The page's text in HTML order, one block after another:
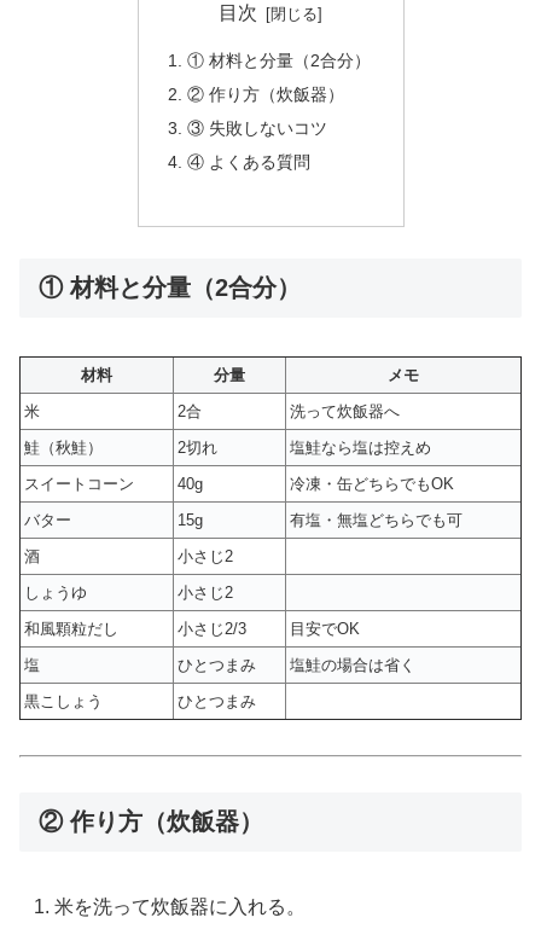
目次
① 材料と分量（2合分）
② 作り方（炊飯器）
③ 失敗しないコツ
④ よくある質問
① 材料と分量（2合分）
材料 分量
メモ
米
2合
洗って炊飯器へ
鮭（秋鮭）
2切れ
塩鮭なら塩は控えめ
スイートコーン
40g
冷凍・缶どちらでもOK
バター
15g
有塩・無塩どちらでも可
酒
小さじ2
しょうゆ
小さじ2
和風顆粒だし
小さじ2/3
目安でOK
塩
ひとつまみ
塩鮭の場合は省く
黒こしょう
ひとつまみ
② 作り方（炊飯器）
米を洗って炊飯器に入れる。